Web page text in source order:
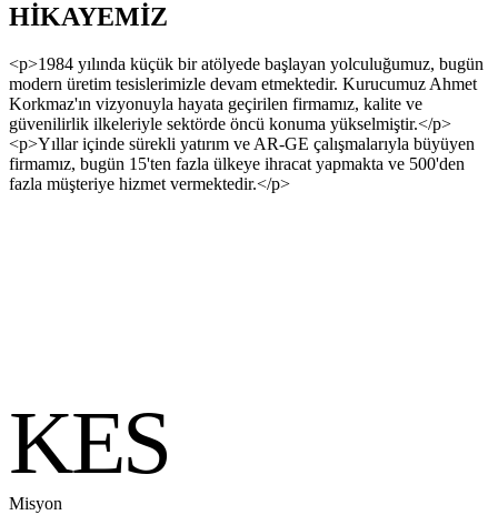
HİKAYEMİZ
<p>1984 yılında küçük bir atölyede başlayan yolculuğumuz, bugün
modern üretim tesislerimizle devam etmektedir. Kurucumuz Ahmet
Korkmaz'ın vizyonuyla hayata geçirilen firmamız, kalite ve
güvenilirlik ilkeleriyle sektörde öncü konuma yükselmiştir.</p>
<p>Yıllar içinde sürekli yatırım ve AR-GE çalışmalarıyla büyüyen
firmamız, bugün 15'ten fazla ülkeye ihracat yapmakta ve 500'den
fazla müşteriye hizmet vermektedir.</p>
KES
Misyon